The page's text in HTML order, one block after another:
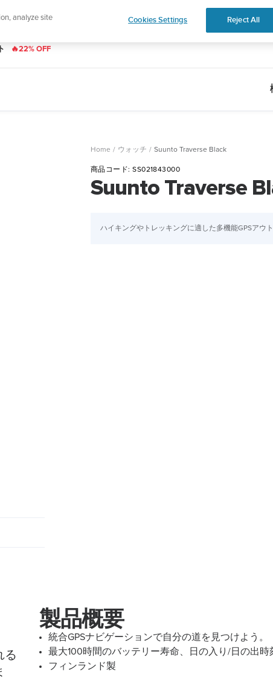
と、5％オフになります。|返品無料
🔥22% OFF
Home ウォッチ Suunto Traverse Black
商品コード:SS021843000
Suunto Traverse
ハイキングやトレッキングに適した多機能GPSアウ
る
製品概要
統合GPSナビゲーションで自分の道を見つけよう。
最大100時間のバッテリー寿命、日の入り/日の出
フィンランド製
analyze site
Cookies Settings Reject All